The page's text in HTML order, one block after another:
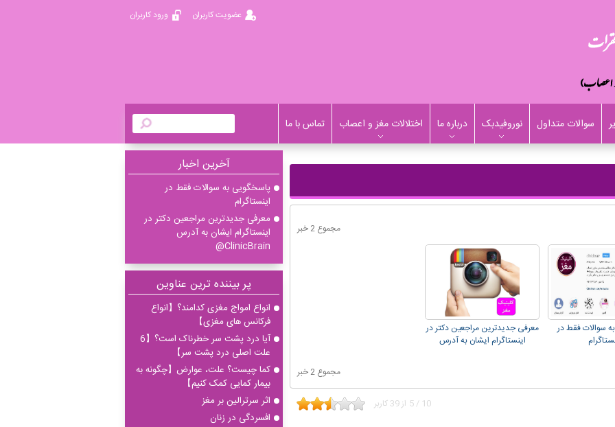
ورود کاربران عضویت کاربران
سوالات متداول نوروفیدبک درباره ما اختلالات مغز و اعصاب تماس با ما
مجموع 2 خبر
سوالات فقط در
معرفی جدیدترین مراجعین دکتر در
اینستاگرام ایشان به آدرس
مجموع 2 خبر
5 / 10 از39 کاربر
آخرين اخبار
پاسخگویی به سوالات فقط در
اینستاگرام
معرفی جدیدترین مراجعین دکتر در
اینستاگرام ایشان به آدرس
ClinicBrain@
پر بیننده ترین عناوین
انواع امواج مغزی کدامند؟【انواع
فرکانس های مغزی】
آیا درد پشت سر خطرناک است؟【6
علت اصلی درد پشت سر】
کما چیست؟ علت، عوارض【چگونه به
بیمار کمایی کمک کنیم】
اثر سرترالین بر مغز
افسردگی در زنان